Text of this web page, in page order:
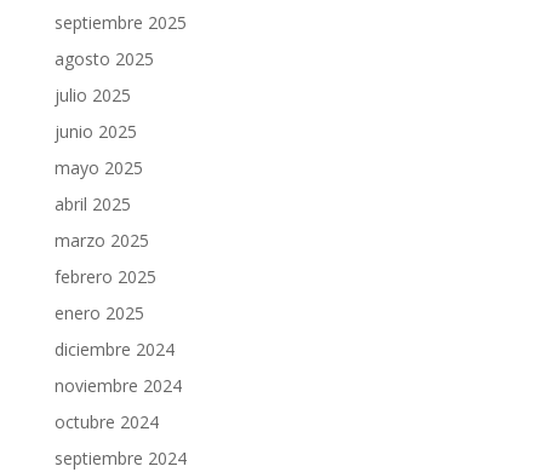
septiembre 2025
agosto 2025
julio 2025
junio 2025
mayo 2025
abril 2025
marzo 2025
febrero 2025
enero 2025
diciembre 2024
noviembre 2024
octubre 2024
septiembre 2024